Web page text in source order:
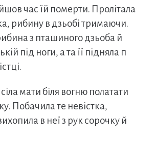
час їй померти. Пролітала
рибину в дзьобі тримаючи.
з пташиного дзьоба й
під ноги, а та її підняла п
мати біля вогню полатати
Побачила те невістка,
в неї з рук сорочку й